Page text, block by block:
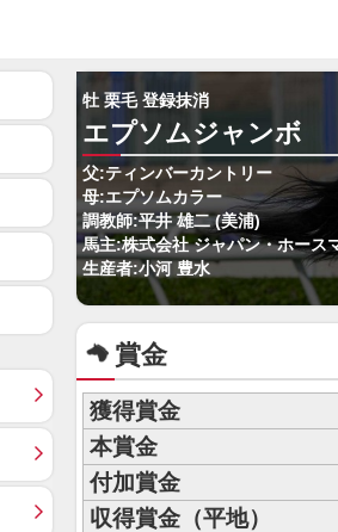
牡 栗毛 登録抹消
エプソムジャンボ
父:ティンバーカントリー
母:エプソムカラー
調教師:平井 雄二 (美浦)
馬主:株式会社 ジャパン・ホース
生産者:小河 豊水
賞金
獲得賞金
本賞金
付加賞金
収得賞金（平地）